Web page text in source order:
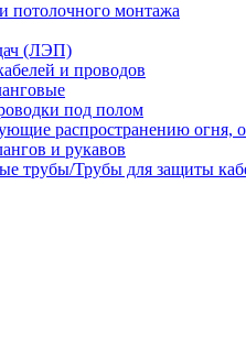
потолочного монтажа
(ЛЭП)
и проводов
под полом
распространению огня,
и рукавов
трубы/Трубы для защиты